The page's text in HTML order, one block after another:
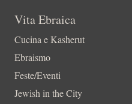
Vita Ebraica
Cucina e Kasherut
Ebraismo
Feste/Eventi
Jewish in the City